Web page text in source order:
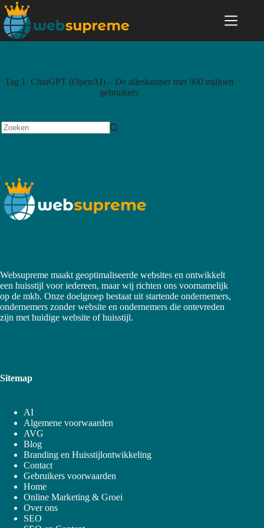
Tag 1. ChatGPT (OpenAI) – De alleskunner met 900 miljoen
gebruikers
Websupreme maakt geoptimaliseerde websites en ontwikkelt
een huisstijl voor iedereen, maar wij richten ons voornamelijk
op de mkb. Onze doelgroep bestaat uit startende ondernemers,
ondernemers zonder website en ondernemers die ontevreden
zijn met huidige website of huisstijl.
Sitemap
AI
Algemene voorwaarden
AVG
Blog
Branding en Huisstijlontwikkeling
Contact
Gebruikers voorwaarden
Home
Online Marketing & Groei
Over ons
SEO